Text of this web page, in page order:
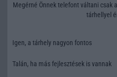
Megérné Önnek telefont váltani csak
tárhellyel
Igen, a tárhely nagyon fontos
Talán, ha más fejlesztések is vannak